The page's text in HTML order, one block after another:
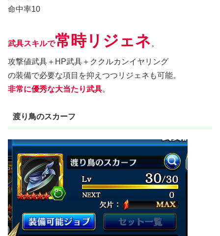
命中率10
武具スキルで常時リジェネ 。
攻撃値武具＋HP武具＋ククルカンイヤリング
の装備で必要な項目を抑えつつリジェネも可能。
非常に優秀な大当たり武具。
渡り鳥のスカーフ